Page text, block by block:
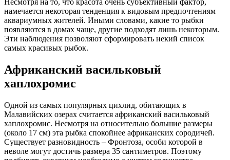
Несмотря на то, что красота очень субъективный фактор,
намечается некоторая тенденция к видовым предпочтениям
аквариумных жителей. Иными словами, какие то рыбки
появляются в домах чаще, другие подходят лишь некоторым.
Эти наблюдения позволяют сформировать некий список
самых красивых рыбок.
Африканский васильковый
хаплохромис
Одной из самых популярных цихлид, обитающих в
Малавийских озерах считается африканский васильковый
хаплохромис. Несмотря на относительно большие размеры
(около 17 см) эта рыбка спокойнее африканских сородичей.
Существует разновидность – Фронтоза, особи которой в
неволе могут достичь размера 35 сантиметров. Поэтому